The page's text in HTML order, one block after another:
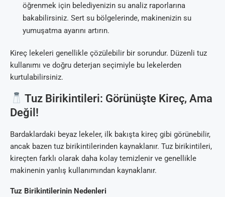
öğrenmek için belediyenizin su analiz raporlarına
bakabilirsiniz. Sert su bölgelerinde, makinenizin su
yumuşatma ayarını artırın.
Kireç lekeleri genellikle çözülebilir bir sorundur. Düzenli tuz
kullanımı ve doğru deterjan seçimiyle bu lekelerden
kurtulabilirsiniz.
Tuz Birikintileri: Görünüşte Kireç, Ama
Değil!
Bardaklardaki beyaz lekeler, ilk bakışta kireç gibi görünebilir,
ancak bazen tuz birikintilerinden kaynaklanır. Tuz birikintileri,
kireçten farklı olarak daha kolay temizlenir ve genellikle
makinenin yanlış kullanımından kaynaklanır.
Tuz Birikintilerinin Nedenleri